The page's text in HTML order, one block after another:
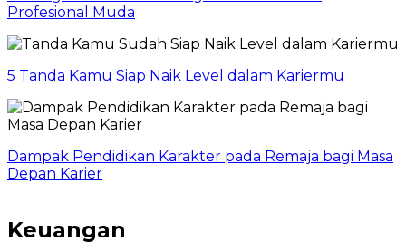
Profesional Muda
5 Tanda Kamu Siap Naik Level dalam Kariermu
Dampak Pendidikan Karakter pada Remaja bagi Masa
Depan Karier
Keuangan